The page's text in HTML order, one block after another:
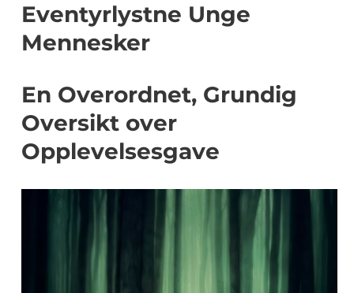
Eventyrlystne Unge
Mennesker
En Overordnet, Grundig
Oversikt over
Opplevelsesgave